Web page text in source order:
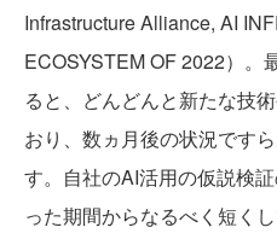
Infrastructure Alliance, AI
ECOSYSTEM OF 2022）。
ると、どんどんと新たな技
おり、数ヵ月後の状況です
す。自社のAI活用の仮説検
った期間からなるべく短く